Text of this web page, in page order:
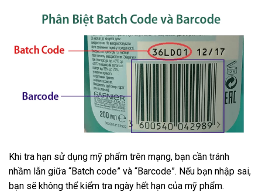
Khi tra hạn sử dụng mỹ phẩm trên mạng, bạn cần tránh
nhầm lẫn giữa “Batch code” và “Barcode”. Nếu bạn nhập sai,
bạn sẽ không thể kiểm tra ngày hết hạn của mỹ phẩm.